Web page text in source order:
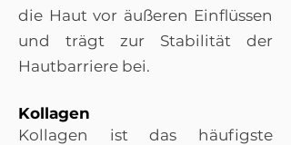
die Haut vor äußeren Einflüssen
und trägt zur Stabilität der
Hautbarriere bei.
Kollagen
Kollagen ist das häufigste